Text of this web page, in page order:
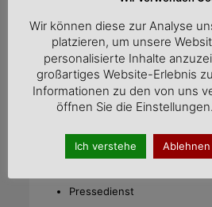
Presse- &
Ansprechpartner für Fach-
Anlaufstelle für Influencer
Pressedienst
Wir können diese zur Analyse
platzieren, um unsere
personalisierte Inhalte
großartiges Website-Erlebnis
Informationen zu den von uns
öffnen Sie die Einstellungen.
Ich verstehe Ablehnen